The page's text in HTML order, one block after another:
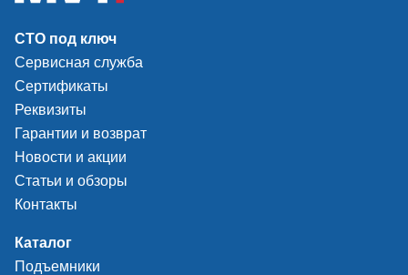
СТО под ключ
Сервисная служба
Сертификаты
Реквизиты
Гарантии и возврат
Новости и акции
Статьи и обзоры
Контакты
Каталог
Подъемники